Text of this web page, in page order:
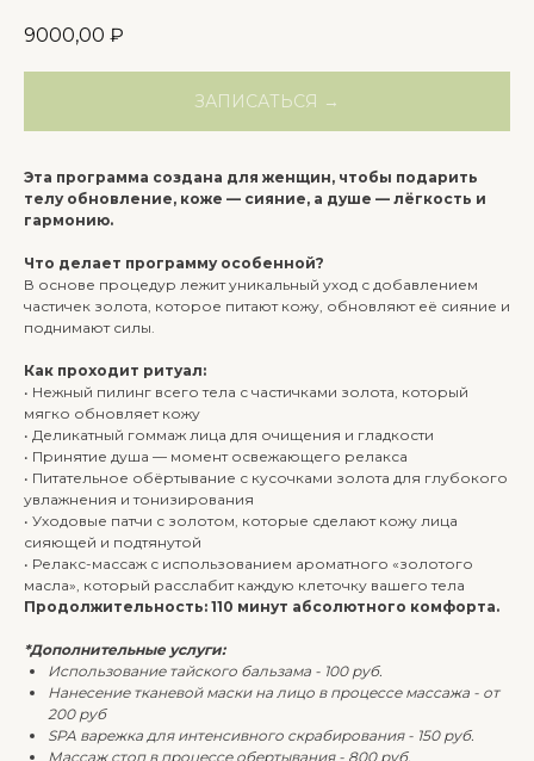
9000,00 ₽
ЗАПИСАТЬСЯ →
Эта программа создана для женщин, чтобы подарить
телу обновление, коже — сияние, а душе — лёгкость и
гармонию.
Что делает программу особенной?
В основе процедур лежит уникальный уход с добавлением
частичек золота, которое питают кожу, обновляют её сияние и
поднимают силы.
Как проходит ритуал:
• Нежный пилинг всего тела с частичками золота, который
мягко обновляет кожу
• Деликатный гоммаж лица для очищения и гладкости
• Принятие душа — момент освежающего релакса
• Питательное обёртывание с кусочками золота для глубокого
увлажнения и тонизирования
• Уходовые патчи с золотом, которые сделают кожу лица
сияющей и подтянутой
• Релакс-массаж с использованием ароматного «золотого
масла», который расслабит каждую клеточку вашего тела
Продолжительность: 110 минут абсолютного комфорта.
*Дополнительные услуги:
Использование тайского бальзама - 100 руб.
Нанесение тканевой маски на лицо в процессе массажа - от
200 руб
SPA варежка для интенсивного скрабирования - 150 руб.
Массаж стоп в процессе обертывания - 800 руб.